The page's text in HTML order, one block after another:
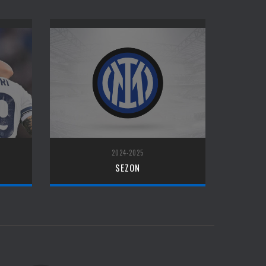
2024-2025
SEZON